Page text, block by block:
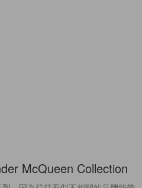
McQueen Collection